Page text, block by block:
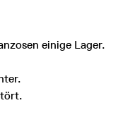
einige Lager.